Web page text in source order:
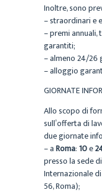
Inoltre, sono
– straordinari e
– premi annuali,
garantiti;
– almeno 24/26
– alloggio
GIORNATE
Allo scopo di
sull’offerta di
due giornate
– aRoma: 10e
presso la sede
Internazionale
56, Roma);